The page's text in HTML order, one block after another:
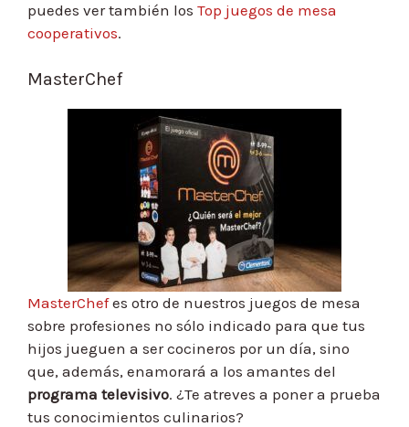
puedes ver también los Top juegos de mesa
cooperativos.
MasterChef
MasterChefes otro de nuestros juegos de mesa
sobre profesiones no sólo indicado para que tus
hijos jueguen a ser cocineros por un día, sino
que, además, enamorará a los amantes del
programa televisivo. ¿Te atreves a poner a prueba
tus conocimientos culinarios?